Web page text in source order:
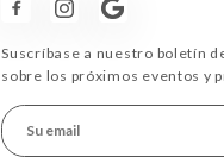
Suscríbase a nuestro boletín
sobre los próximos eventos y